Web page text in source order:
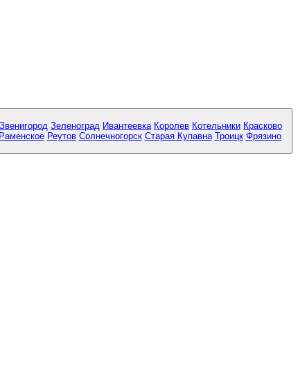
Звенигород Зеленоград Ивантеевка Королев Котельники Красково
Раменское Реутов Солнечногорск Старая Купавна Троицк Фрязино